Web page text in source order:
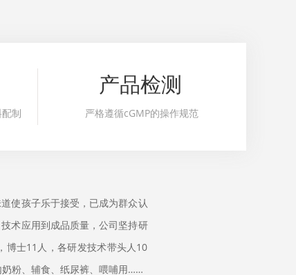
制
产品检测
严格遵循cGMP的操作规范
使孩子乐于接受，已成为群众认
术应用到成品质量，公司坚持研
博士11人，各研发技术带头人10
粉、辅食、纸尿裤、喂哺用……